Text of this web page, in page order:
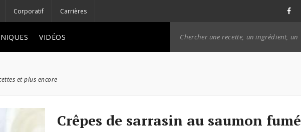
Corporatif Carrières
VIDÉOS
et plus encore
Crêpes de sarrasin au saumon fumé